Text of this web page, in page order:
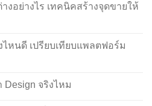
งอย่างไร เทคนิคสร้างจุดขายให้
หนดี เปรียบเทียบแพลตฟอร์ม
Design จริงไหม